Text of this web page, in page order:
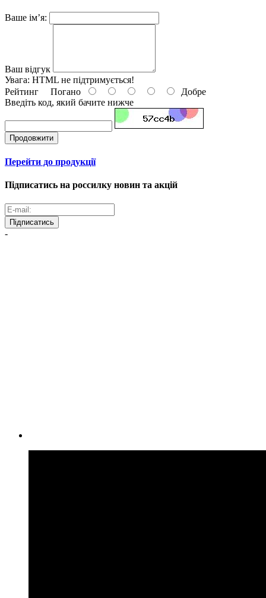
Ваше ім’я:
Ваш відгук
Увага: HTML не підтримується!
Рейтинг Погано
Добре
Введіть код, який бачите нижче
Продовжити
Перейти до продукції
Підписатись на россилку новин та акцій
Підписатись
-